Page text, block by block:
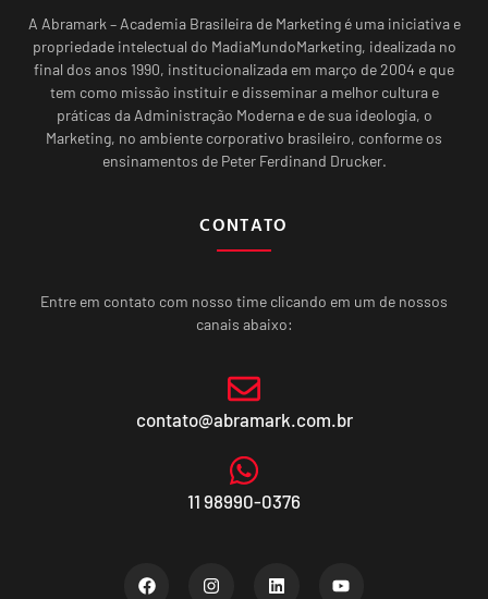
A Abramark – Academia Brasileira de Marketing é uma iniciativa e
propriedade intelectual do MadiaMundoMarketing, idealizada no
final dos anos 1990, institucionalizada em março de 2004 e que
tem como missão instituir e disseminar a melhor cultura e
práticas da Administração Moderna e de sua ideologia, o
Marketing, no ambiente corporativo brasileiro, conforme os
ensinamentos de Peter Ferdinand Drucker.
CONTATO
Entre em contato com nosso time clicando em um de nossos
canais abaixo:
contato@abramark.com.br
11 98990-0376